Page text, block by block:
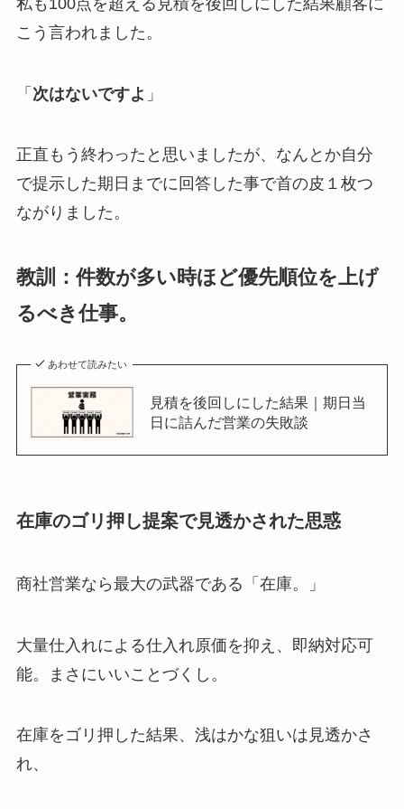
こう言われました。
「 次はないですよ 」
正直もう終わったと思いましたが、なんとか自分
で提示した期日までに回答した事で首の皮１枚つ
ながりました。
教訓：件数が多い時ほど優先順位を上げ
るべき仕事。
あわせて読みたい
見積を後回しにした結果｜期日当
日に詰んだ営業の失敗談
在庫のゴリ押し提案で見透かされた思惑
商社営業なら最大の武器である「在庫。」
大量仕入れによる仕入れ原価を抑え、即納対応可
能。まさにいいことづくし。
在庫をゴリ押した結果、浅はかな狙いは見透かさ
れ、